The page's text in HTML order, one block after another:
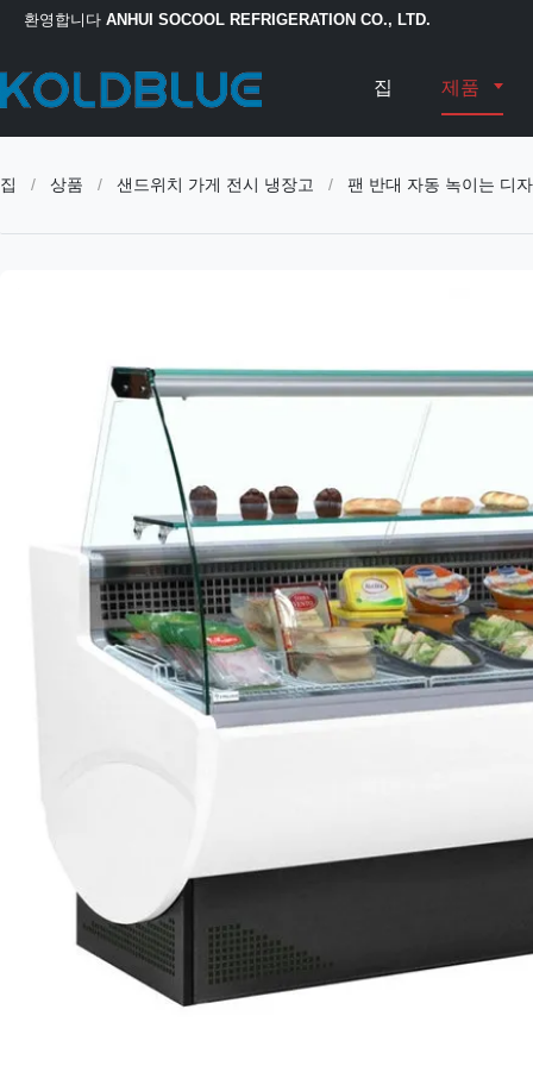
환영합니다 ANHUI SOCOOL REFRIGERATION CO., LTD.
집 제품
집 / 상품 / 샌드위치 가게 전시 냉장고 / 팬 반대 자동 녹이는 디